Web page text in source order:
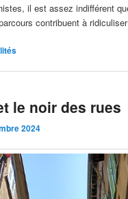
il est assez indifférent
contribuent à
le noir des rues
2024